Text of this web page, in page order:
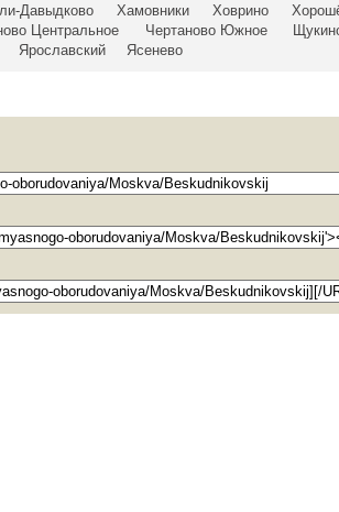
Давыдково Хамовники Ховрино
Центральное Чертаново Южное
Ярославский Ясенево